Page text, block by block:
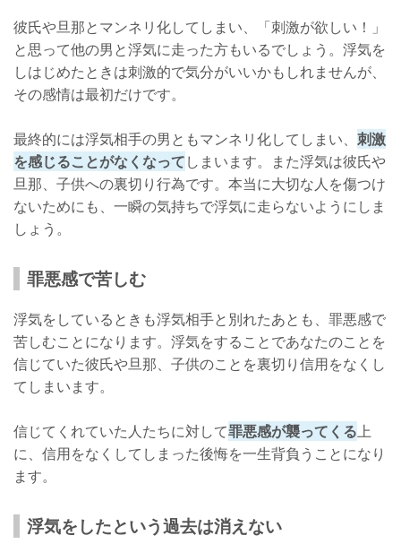
彼氏や旦那とマンネリ化してしまい、「刺激が欲しい！」
と思って他の男と浮気に走った方もいるでしょう。浮気を
しはじめたときは刺激的で気分がいいかもしれませんが、
その感情は最初だけです。
最終的には浮気相手の男ともマンネリ化してしまい、 刺激
を感じることがなくなってしまいます。また浮気は彼氏や
旦那、子供への裏切り行為です。本当に大切な人を傷つけ
ないためにも、一瞬の気持ちで浮気に走らないようにしま
しょう。
罪悪感で苦しむ
浮気をしているときも浮気相手と別れたあとも、罪悪感で
苦しむことになります。浮気をすることであなたのことを
信じていた彼氏や旦那、子供のことを裏切り信用をなくし
てしまいます。
信じてくれていた人たちに対して罪悪感が襲ってくる上
に、信用をなくしてしまった後悔を一生背負うことになり
ます。
浮気をしたという過去は消えない